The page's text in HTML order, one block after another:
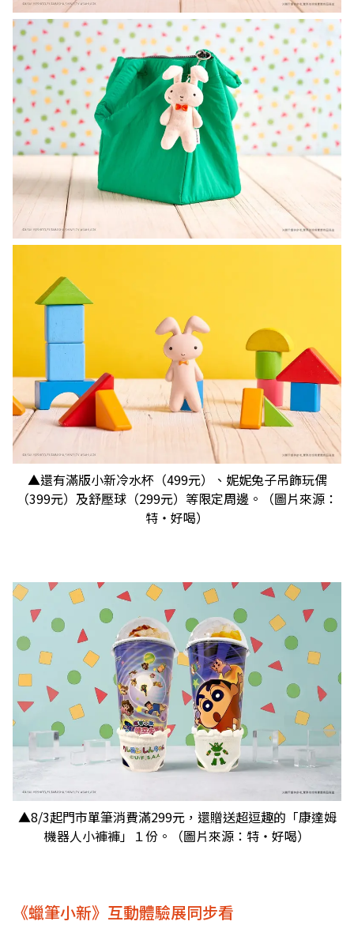
▲還有滿版小新冷水杯（499元）、妮妮兔子吊飾玩偶
（399元）及舒壓球（299元）等限定周邊。（圖片來源：
特‧好喝）
▲8/3起門市單筆消費滿299元，還贈送超逗趣的「康達姆
機器人小褲褲」１份。（圖片來源：特‧好喝）
《蠟筆小新》互動體驗展同步看